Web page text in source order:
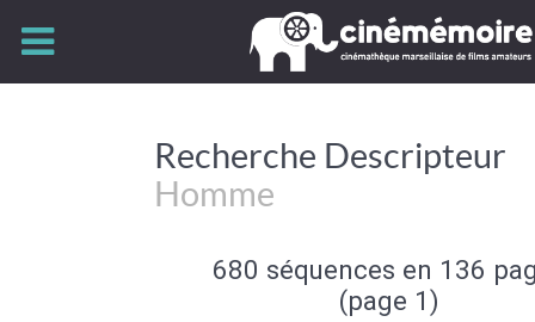
Recherche Descripteur
Homme
680 séquences en 136
(page 1)